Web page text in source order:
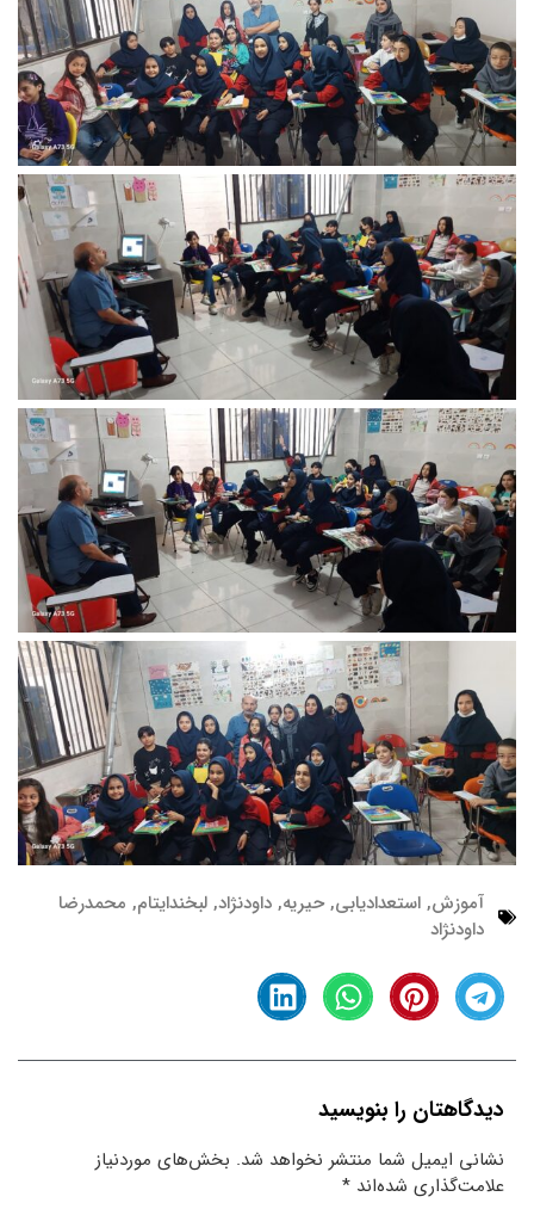
آموزش, استعدادیابی,حیریه, داودنژاد, لبخندایتام, محمدرضا
داودنژاد
دیدگاهتان را بنویسید
نشانی ایمیل شما منتشر نخواهد شد. بخش‌های موردنیاز
علامت‌گذاری شده‌اند *